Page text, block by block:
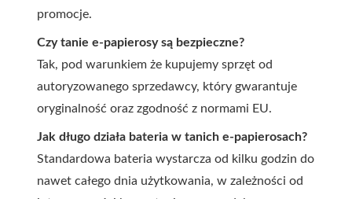
promocje.
Czy tanie e-papierosy są bezpieczne?
Tak, pod warunkiem że kupujemy sprzęt od
autoryzowanego sprzedawcy, który gwarantuje
oryginalność oraz zgodność z normami EU.
Jak długo działa bateria w tanich e-papierosach?
Standardowa bateria wystarcza od kilku godzin do
nawet całego dnia użytkowania, w zależności od